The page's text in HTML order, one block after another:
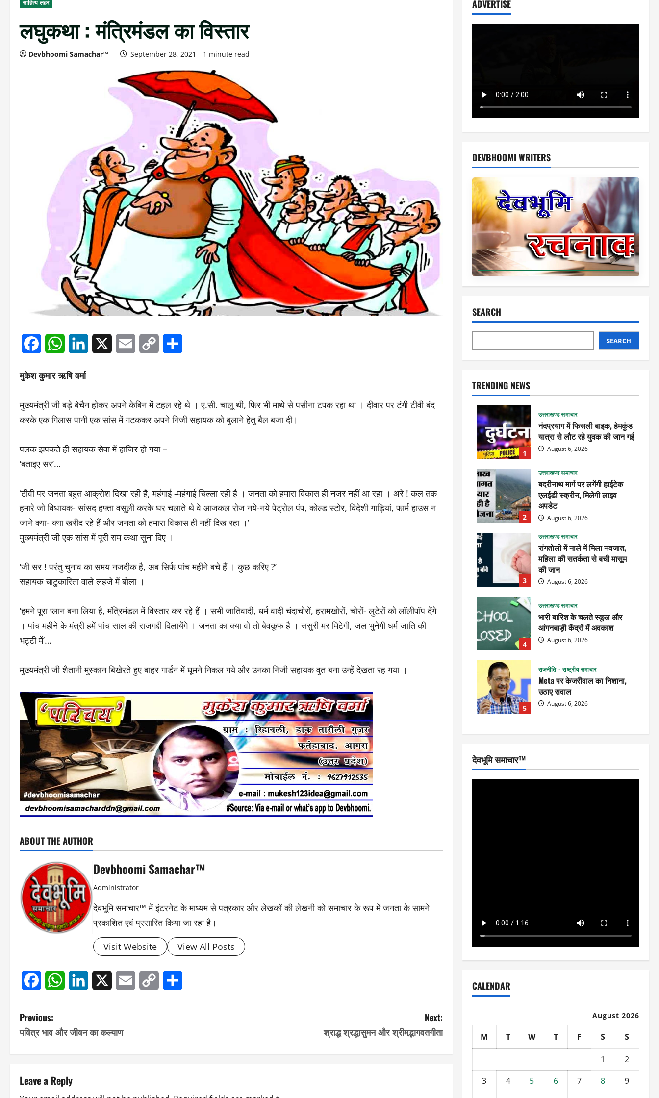
साहित्य लहर
लघुकथा : मंत्रिमंडल का विस्तार
Devbhoomi Samachar™ September 28, 2021 1 minute read
FacebookWhatsAppLinkedIn Email
Copy
मुकेश कुमार ऋषि वर्मा
मुख्यमंत्री जी बड़े बेचैन होकर अपने केबिन में टहल रहे थे । ए.सी. चालू थी, फिर भी माथे से पसीना टपक रहा था । दीवार पर टंगी टीवी बंद
करके एक गिलास पानी एक सांस में गटककर अपने निजी सहायक को बुलाने हेतु बैल बजा दी।
पलक झपकते ही सहायक सेवा में हाजिर हो गया –
‘बताइए सर’…
‘टीवी पर जनता बहुत आक्रोश दिखा रही है, महंगाई -महंगाई चिल्ला रही है । जनता को हमारा विकास ही नजर नहीं आ रहा । अरे ! कल तक
हमारे जो विधायक- सांसद हफ्ता वसूली करके घर चलाते थे वे आजकल रोज नये-नये पेट्रोल पंप, कोल्ड स्टोर, विदेशी गाड़ियां, फार्म हाउस न
जाने क्या- क्या खरीद रहे हैं और जनता को हमारा विकास ही नहीं दिख रहा ।’
मुख्यमंत्री जी एक सांस में पूरी राम कथा सुना दिए ।
‘जी सर ! परंतु चुनाव का समय नजदीक है, अब सिर्फ पांच महीने बचे हैं । कुछ करिए ?’
सहायक चाटुकारिता वाले लहजे में बोला ।
‘हमने पूरा प्लान बना लिया है, मंत्रिमंडल में विस्तार कर रहे हैं । सभी जातिवादी, धर्म वादी चंदाचोरों, हरामखोरों, चोरों- लुटेरों को लॉलीपॉप देंगे
। पांच महीने के मंत्री हमें पांच साल की राजगद्दी दिलायेंगे । जनता का क्या वो तो बेवकूफ है । ससुरी मर मिटेगी, जल भुनेगी धर्म जाति की
भट्टी में’…
मुख्यमंत्री जी शैतानी मुस्कान बिखेरते हुए बाहर गार्डन में घूमने निकल गये और उनका निजी सहायक वुत बना उन्हें देखता रह गया ।
ABOUT THE AUTHOR
Devbhoomi Samachar™
Administrator
देवभूमि समाचार™ में इंटरनेट के माध्यम से पत्रकार और लेखकों की लेखनी को समाचार के रूप में जनता के सामने
प्रकाशित एवं प्रसारित किया जा रहा है।
Visit Website View All Posts
FacebookWhatsAppLinkedIn Email
Copy
P
o
s
t
Previous:
पवित्र भाव और जीवन का कल्याण
Next:
श्राद्ध श्रद्धासुमन और श्रीमद्भागवतगीता
Leave a Reply
ADVERTISE
DEVBHOOMI WRITERS
SEARCH
SEARCH
TRENDING NEWS
1
उत्तराखण्ड समाचार
नंदप्रयाग में फिसली बाइक, हेमकुंड
यात्रा से लौट रहे युवक की जान गई
August 6, 2026
2
उत्तराखण्ड समाचार
बदरीनाथ मार्ग पर लगेंगी हाईटेक
एलईडी स्क्रीन, मिलेगी लाइव
अपडेट
August 6, 2026
3
उत्तराखण्ड समाचार
रांगतोली में नाले में मिला नवजात,
महिला की सतर्कता से बची मासूम
की जान
August 6, 2026
4
उत्तराखण्ड समाचार
भारी बारिश के चलते स्कूल और
आंगनबाड़ी केंद्रों में अवकाश
August 6, 2026
5
राजनीति राष्ट्रीय समाचार
Meta पर केजरीवाल का निशाना,
उठाए सवाल
August 6, 2026
देवभूमि समाचार™
CALENDAR
August 2026
M T W T F S S
1
2
3
4 5 6 7 8
9